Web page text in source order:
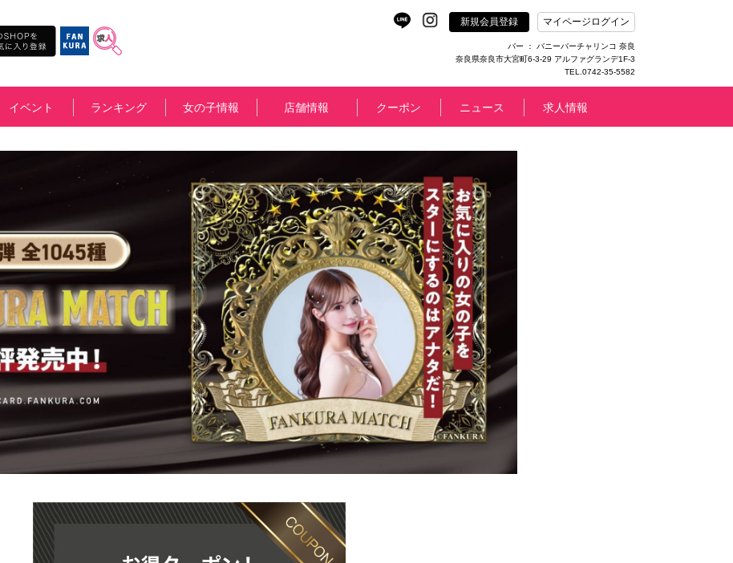
新規会員登録 マイページログイン
バー ： バニーバーチャリンコ 奈良
奈良県奈良市大宮町6-3-29 アルファグランデ1F-3
TEL.0742-35-5582
イベント ランキング 女の子情報 店舗情報 クーポン ニュース 求人情報